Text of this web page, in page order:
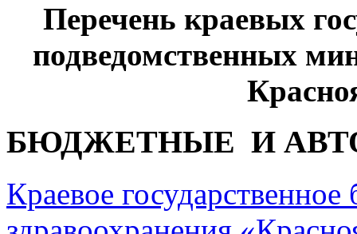
Перечень краевых
подведомственных
БЮДЖЕТНЫЕ И
Краевое